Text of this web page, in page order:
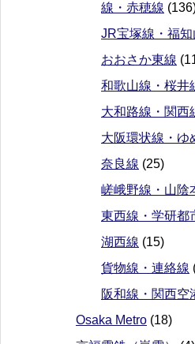
線・赤穂線
JR宝塚線・福知
おおさか東線
和歌山線・桜井
大和路線・関西
大阪環状線・ゆ
奈良線 (25)
嵯峨野線・山陰
東西線・学研都
湖西線 (15)
貨物線・連絡線
阪和線・関西空
Osaka Metro (18)